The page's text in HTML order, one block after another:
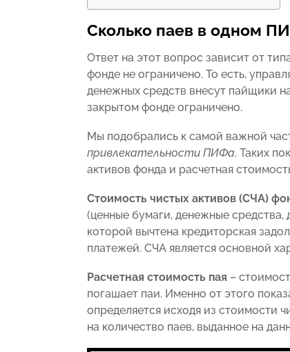
Сколько паев в одном
Ответ на этот вопрос зависит от
фонде не ограничено. То есть,
денежных средств внесут пайщики
закрытом фонде ограничено.
Мы подобрались к самой важной
привлекательности ПИФа. Таких
активов фонда и расчетная
Стоимость чистых активов (СЧА)
(ценные бумаги, денежные средства,
которой вычтена кредиторская
платежей. СЧА является основной
Расчетная стоимость пая –
погашает паи. Именно от этого
определяется исходя из стоимости
на количество паев, выданное на